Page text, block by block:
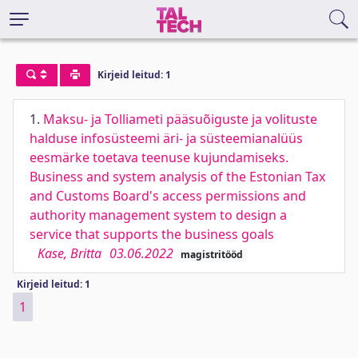
Kirjeid leitud: 1
1. Maksu- ja Tolliameti pääsuõiguste ja volituste
halduse infosüsteemi äri- ja süsteemianalüüs
eesmärke toetava teenuse kujundamiseks.
Business and system analysis of the Estonian Tax
and Customs Board's access permissions and
authority management system to design a
service that supports the business goals
Kase, Britta 03.06.2022 magistritööd
Kirjeid leitud: 1
1